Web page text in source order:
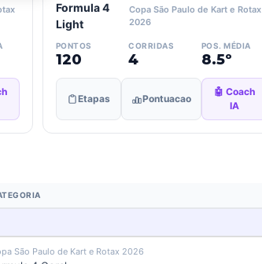
Formula 4
Light
Copa São Paulo de Kart e Rotax
2026
PONTOS
120
CORRIDAS
4
POS. MÉDIA
8.5º
Etapas Pontuacao
🤖 Coach
IA
São Paulo de Kart e Rotax 2026